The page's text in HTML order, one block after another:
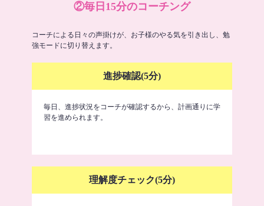
②毎日15分のコーチング
コーチによる日々の声掛けが、お子様のやる気を引き出し、勉
強モードに切り替えます。
進捗確認(5分)
毎日、進捗状況をコーチが確認するから、計画通りに学
習を進められます。
理解度チェック(5分)